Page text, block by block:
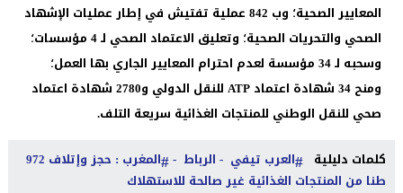
المعايير الصحية؛ وب 842 عملية تفتيش في إطار عمليات الإشهاد
الصحي والتحريات الصحية؛ وتعليق الاعتماد الصحي لـ 4 مؤسسات؛
وسحبه لـ 34 مؤسسة لعدم احترام المعايير الجاري بها العمل؛
ومنح 34 شهادة اعتماد ATP للنقل الدولي و2780 شهادة اعتماد
صحي للنقل الوطني للمنتجات الغذائية سريعة التلف.
كلمات دليلية العرب تيفي - الرباط -
المغرب : حجز وإتلاف 972
طنا من المنتجات الغذائية غير صالحة للاستهلاك